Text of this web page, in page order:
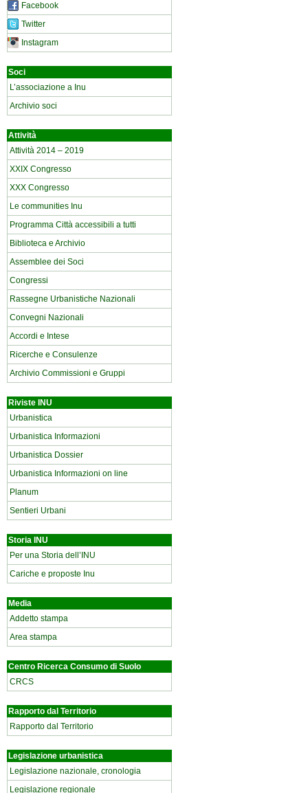
Facebook
Twitter
Instagram
Soci
L’associazione a Inu
Archivio soci
Attività
Attività 2014 – 2019
XXIX Congresso
XXX Congresso
Le communities Inu
Programma Città accessibili a tutti
Biblioteca e Archivio
Assemblee dei Soci
Congressi
Rassegne Urbanistiche Nazionali
Convegni Nazionali
Accordi e Intese
Ricerche e Consulenze
Archivio Commissioni e Gruppi
Riviste INU
Urbanistica
Urbanistica Informazioni
Urbanistica Dossier
Urbanistica Informazioni on line
Planum
Sentieri Urbani
Storia INU
Per una Storia dell’INU
Cariche e proposte Inu
Media
Addetto stampa
Area stampa
Centro Ricerca Consumo di Suolo
CRCS
Rapporto dal Territorio
Rapporto dal Territorio
Legislazione urbanistica
Legislazione nazionale, cronologia
Legislazione regionale